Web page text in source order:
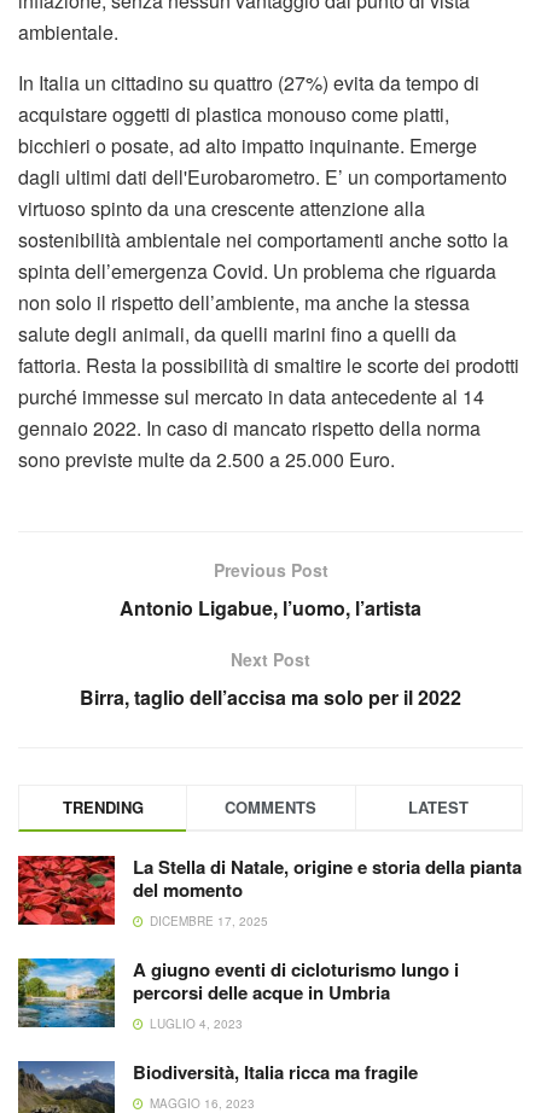
ambientale.
In Italia un cittadino su quattro (27%) evita da tempo di
acquistare oggetti di plastica monouso come piatti,
bicchieri o posate, ad alto impatto inquinante. Emerge
dagli ultimi dati dell'Eurobarometro. E’ un comportamento
virtuoso spinto da una crescente attenzione alla
sostenibilità ambientale nei comportamenti anche sotto la
spinta dell’emergenza Covid. Un problema che riguarda
non solo il rispetto dell’ambiente, ma anche la stessa
salute degli animali, da quelli marini fino a quelli da
fattoria. Resta la possibilità di smaltire le scorte dei prodotti
purché immesse sul mercato in data antecedente al 14
gennaio 2022. In caso di mancato rispetto della norma
sono previste multe da 2.500 a 25.000 Euro.
Previous Post
Antonio Ligabue, l’uomo, l’artista
Next Post
Birra, taglio dell’accisa ma solo per il 2022
TRENDING COMMENTS LATEST
La Stella di Natale, origine e storia della pianta
del momento
DICEMBRE 17, 2025
A giugno eventi di cicloturismo lungo i
percorsi delle acque in Umbria
LUGLIO 4, 2023
Biodiversità, Italia ricca ma fragile
MAGGIO 16, 2023